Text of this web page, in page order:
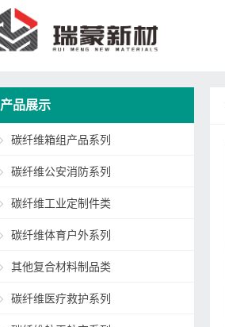
产品展示
碳纤维箱组产品系列
碳纤维公安消防系列
碳纤维工业定制件类
碳纤维体育户外系列
其他复合材料制品类
碳纤维医疗救护系列